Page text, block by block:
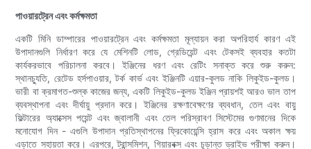
পাওয়ারট্রেন এবং কর্মক্ষমতা
একটি মিনি ডাম্পারের পাওয়ারট্রেন এবং কর্মক্ষমতা মূল্যায়ন করা অপরিহার্য কারণ এই
উপাদানগুলি নির্ধারণ করে যে মেশিনটি লোড, গ্রেডিয়েন্ট এবং টেকসই ব্যবহার কতটা
কার্যকরভাবে পরিচালনা করবে। ইঞ্জিনের ধরণ এবং রেটিং সনাক্ত করে শুরু করুন:
স্থানচ্যুতি, রেটেড হর্সপাওয়ার, টর্ক কার্ভ এবং ইঞ্জিনটি এয়ার-কুলড নাকি লিকুইড-কুলড।
ভারী বা ক্রমাগত-শুল্ক কাজের জন্য, একটি লিকুইড-কুলড ইঞ্জিন প্রায়শই আরও ভাল তাপ
ব্যবস্থাপনা এবং দীর্ঘায়ু প্রদান করে। ইঞ্জিনের রক্ষণাবেক্ষণের ব্যবধান, তেল এবং বায়ু
ফিল্টারের অ্যাক্সেস পয়েন্ট এবং জ্বালানী এবং তেল পরিস্রাবণ সিস্টেমের গুণমানের দিকে
মনোযোগ দিন - এগুলি উপাদান প্রতিস্থাপনের ফ্রিকোয়েন্সি হ্রাস করে এবং অকাল ক্ষয়
এড়াতে সহায়তা করে। এরপরে, ট্রান্সমিশন, গিয়ারবক্স এবং চূড়ান্ত ড্রাইভ পরীক্ষা করুন।